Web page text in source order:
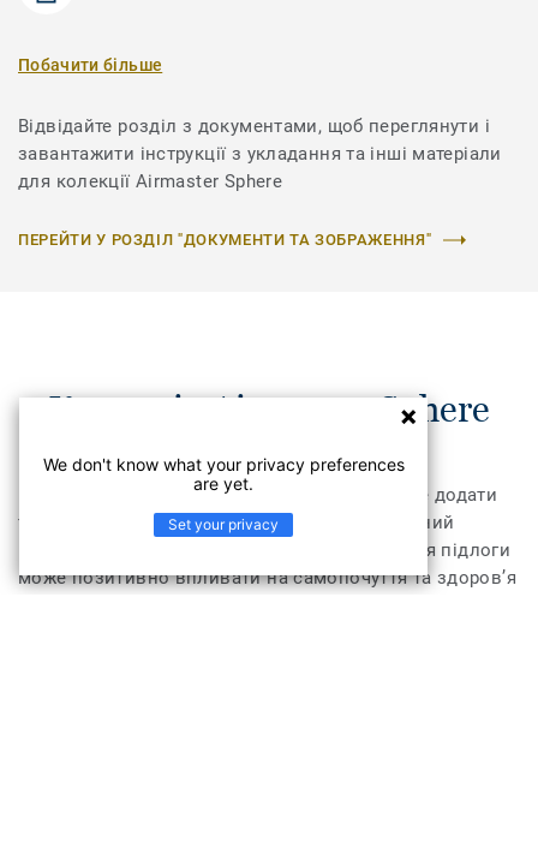
Побачити більше
Відвідайте розділ з документами, щоб переглянути і
завантажити інструкції з укладання та інші матеріали
для колекції Airmaster Sphere
ПЕРЕЙТИ У РОЗДІЛ "ДОКУМЕНТИ ТА ЗОБРАЖЕННЯ"
Колекція Airmaster Sphere
Килимова плитка AirMaster Sphere допоможе додати
тепла, затишку та комфорту у будь-який офісний
інтер’єр. Окрім цього текстильне покриття для підлоги
може позитивно впливати на самопочуття та здоров’я
We don't know what your privacy preferences
are yet.
Set your privacy